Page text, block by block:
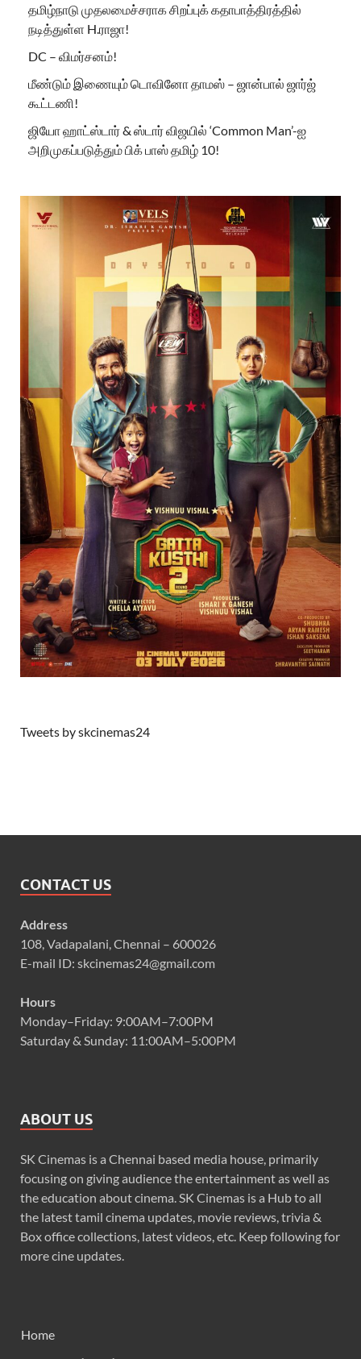
தமிழ்நாடு முதலமைச்சராக சிறப்புக் கதாபாத்திரத்தில்
நடித்துள்ள H.ராஜா!
DC – விமர்சனம்!
மீண்டும் இணையும் டொவினோ தாமஸ் – ஜான்பால் ஜார்ஜ்
கூட்டணி!
ஜியோ ஹாட்ஸ்டார் & ஸ்டார் விஜயில் ‘Common Man’-ஐ
அறிமுகப்படுத்தும் பிக் பாஸ் தமிழ் 10!
Tweets by skcinemas24
CONTACT US
Address
108, Vadapalani, Chennai – 600026
E-mail ID: skcinemas24@gmail.com
Hours
Monday–Friday: 9:00AM–7:00PM
Saturday & Sunday: 11:00AM–5:00PM
ABOUT US
SK Cinemas is a Chennai based media house, primarily
focusing on giving audience the entertainment as well as
the education about cinema. SK Cinemas is a Hub to all
the latest tamil cinema updates, movie reviews, trivia &
Box office collections, latest videos, etc. Keep following for
more cine updates.
Home